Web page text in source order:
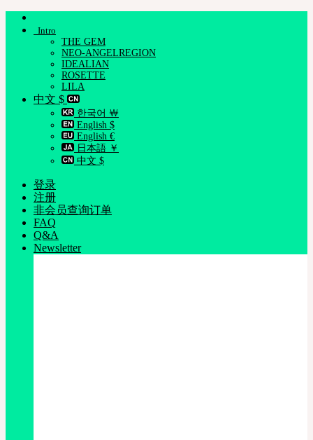
Intro
THE GEM
NEO-ANGELREGION
IDEALIAN
ROSETTE
LILA
中文 $
한국어 ￦
English $
English €
日本語 ￥
中文 $
登录
注册
非会员查询订单
FAQ
Q&A
Newsletter